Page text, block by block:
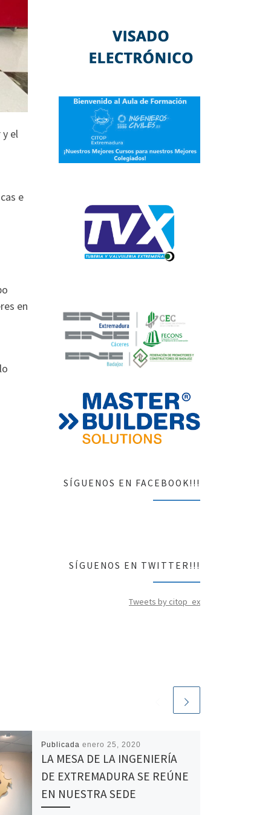
el
e
en
Publicada enero 25, 2020
LA MESA DE LA INGENIERÍA
DE EXTREMADURA SE REÚNE
EN NUESTRA SEDE
SÍGUENOS EN FACEBOOK!!!
SÍGUENOS EN TWITTER!!!
Tweets by citop_ex